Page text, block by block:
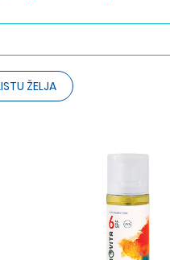
ŽELJA